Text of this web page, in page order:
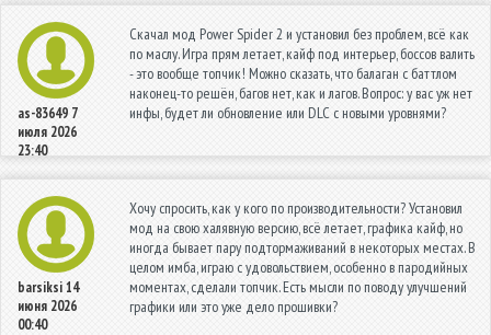
as-83649 7
июля 2026
23:40
Скачал мод Power Spider 2 и установил без проблем, всё как
по маслу. Игра прям летает, кайф под интерьер, боссов валить
- это вообще топчик! Можно сказать, что балаган с баттлом
наконец-то решён, багов нет, как и лагов. Вопрос: у вас уж нет
инфы, будет ли обновление или DLC с новыми уровнями?
barsiksi14
июня 2026
00:40
Хочу спросить, как у кого по производительности? Установил
мод на свою халявную версию, всё летает, графика кайф, но
иногда бывает пару подтормаживаний в некоторых местах. В
целом имба, играю с удовольствием, особенно в пародийных
моментах, сделали топчик. Есть мысли по поводу улучшений
графики или это уже дело прошивки?